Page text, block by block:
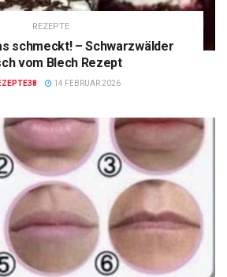
REZEPTE
schmeckt! – Schwarzwälder
vom Blech Rezept
14 FEBRUAR 2026